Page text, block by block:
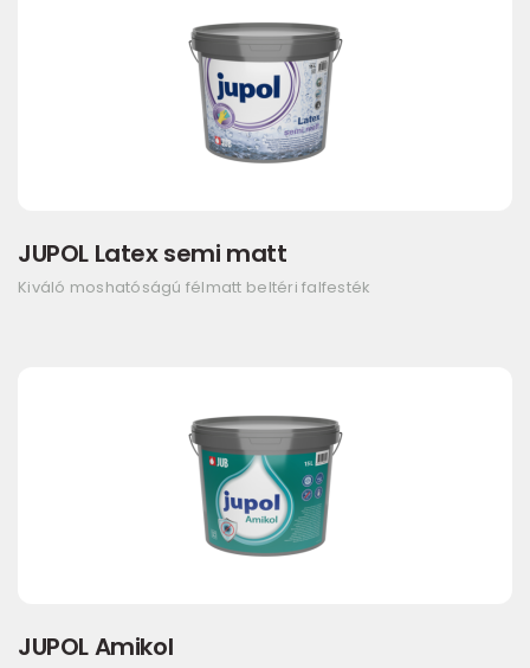
JUPOL Latex semi matt
Kiváló moshatóságú félmatt beltéri falfesték
JUPOL Amikol